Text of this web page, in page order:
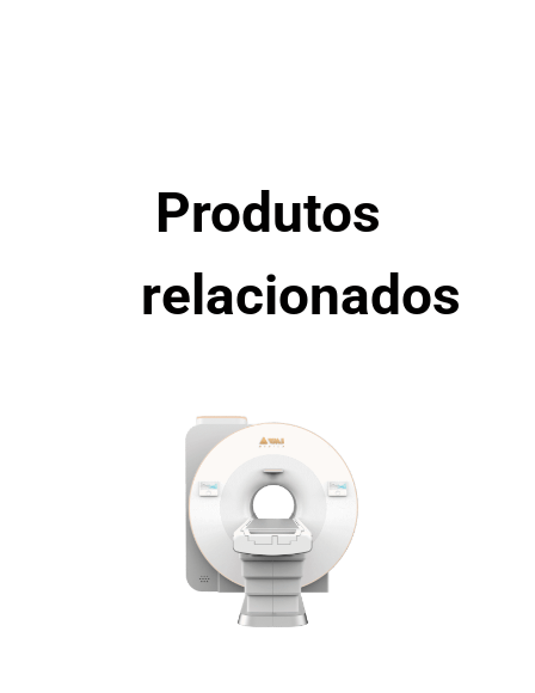
Produtos
relacionados